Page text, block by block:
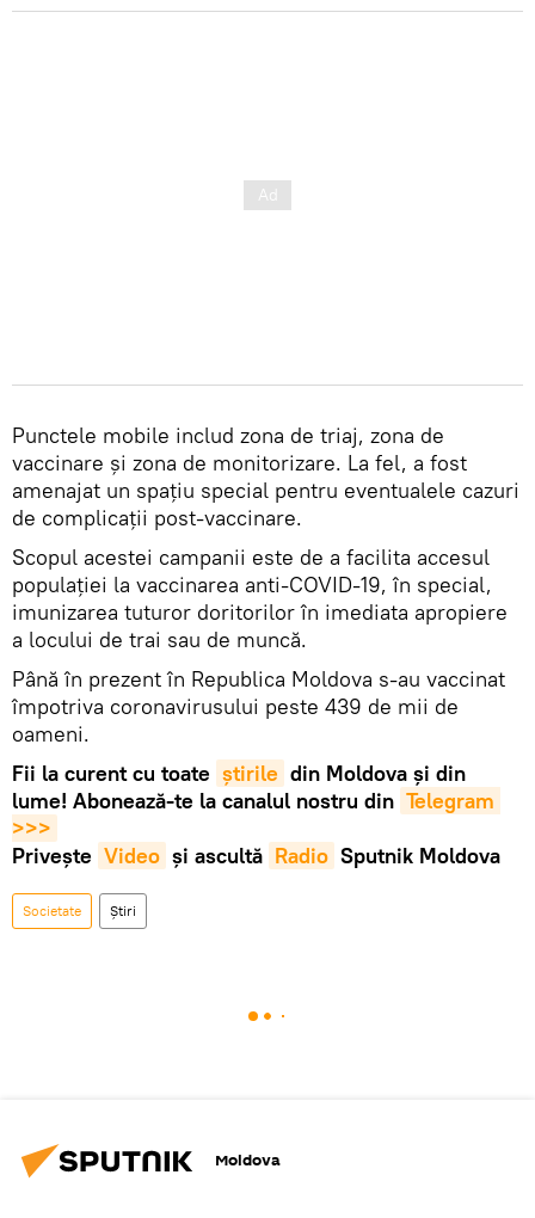
Punctele mobile includ zona de triaj, zona de
vaccinare și zona de monitorizare. La fel, a fost
amenajat un spațiu special pentru eventualele cazuri
de complicații post-vaccinare.
Scopul acestei campanii este de a facilita accesul
populației la vaccinarea anti-COVID-19, în special,
imunizarea tuturor doritorilor în imediata apropiere
a locului de trai sau de muncă.
Până în prezent în Republica Moldova s-au vaccinat
împotriva coronavirusului peste 439 de mii de
oameni.
Fii la curent cu toate știrile din Moldova și din
lume! Abonează-te la canalul nostru din Telegram
>>>
Privește Video și ascultă Radio Sputnik Moldova
Societate Știri
Moldova